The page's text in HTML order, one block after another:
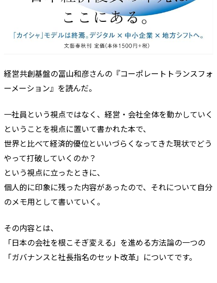
経営共創基盤の冨山和彦さんの『コーポレートトランスフォ
ーメーション』を読んだ。
一社員という視点ではなく、経営・会社全体を動かしていく
ということを視点に置いて書かれた本で、
世界と比べて経済的優位といいづらくなってきた現状でどう
やって打破していくのか？
という視点に立ったときに、
個人的に印象に残った内容があったので、それについて自分
のメモ用として書いていく。
その内容とは、
「日本の会社を根こそぎ変える」を進める方法論の一つの
「ガバナンスと社長指名のセット改革」についてです。